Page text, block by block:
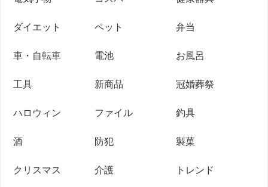
ダイエット ペット 弁当
車・自転車 電池 お風呂
工具 新商品 冠婚葬祭
ハロウィン ファイル 釣具
酒 防犯 製菓
クリスマス 介護 トレンド